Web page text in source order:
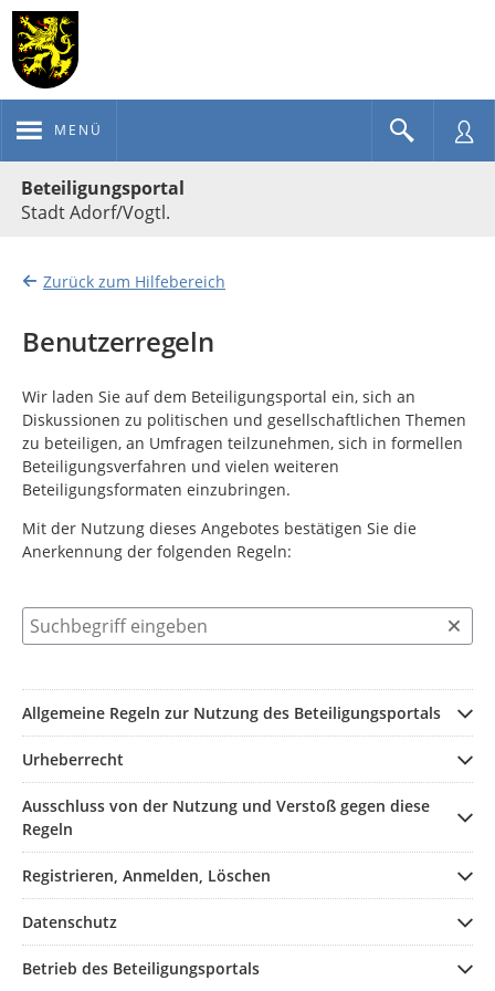
MENÜ
Beteiligungsportal
Stadt Adorf/Vogtl.
Zurück zum Hilfebereich
Benutzerregeln
Wir laden Sie auf dem Beteiligungsportal ein, sich an
Diskussionen zu politischen und gesellschaftlichen Themen
zu beteiligen, an Umfragen teilzunehmen, sich in formellen
Beteiligungsverfahren und vielen weiteren
Beteiligungsformaten einzubringen.
Mit der Nutzung dieses Angebotes bestätigen Sie die
Anerkennung der folgenden Regeln:
Suchbegriff eingeben
Allgemeine Regeln zur Nutzung des Beteiligungsportals
Urheberrecht
Ausschluss von der Nutzung und Verstoß gegen diese
Regeln
Registrieren, Anmelden, Löschen
Datenschutz
Betrieb des Beteiligungsportals